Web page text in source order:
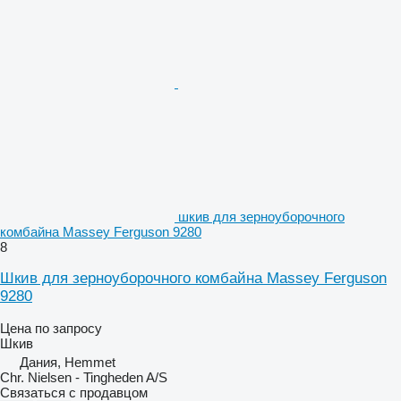
шкив для зерноуборочного
комбайна Massey Ferguson 9280
8
Шкив для зерноуборочного комбайна Massey Ferguson
9280
Цена по запросу
Шкив
Дания, Hemmet
Chr. Nielsen - Tingheden A/S
Связаться с продавцом